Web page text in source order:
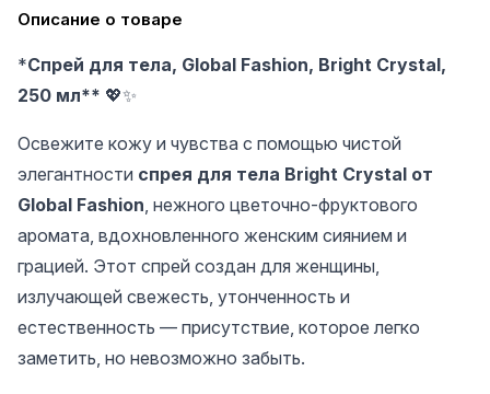
Описание о товаре
*Спрей для тела, Global Fashion, Bright Crystal,
250 мл** 💖✨
Освежите кожу и чувства с помощью чистой
элегантности спрея для тела Bright Crystal от
Global Fashion, нежного цветочно-фруктового
аромата, вдохновленного женским сиянием и
грацией. Этот спрей создан для женщины,
излучающей свежесть, утонченность и
естественность — присутствие, которое легко
заметить, но невозможно забыть.